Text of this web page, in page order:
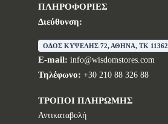
ΠΛΗΡΟΦΟΡΙΕΣ
Διεύθυνση:
ΟΔΟΣ ΚΥΨΕΛΗΣ 72, ΑΘΗΝΑ, TK 11362
E-mail: info@wisdomstores.com
Τηλέφωνο: +30 210 88 326 88
ΤΡΟΠΟΙ ΠΛΗΡΩΜΗΣ
Αντικαταβολή